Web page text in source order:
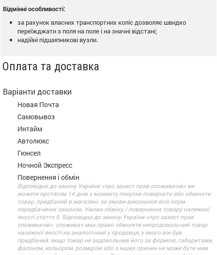
Відмінні особливості:
за рахунок власних транспортних коліс дозволяє швидко
переїжджати з поля на поле і на значні відстані;
надійні підшипникові вузли.
Оплата та доставка
Варіанти доставки
Новая Почта
Самовывоз
Интайм
Автолюкс
Гюнсел
Ночной Экспресс
Повернення і обмін
Відповідно до закону України «про захист прав споживачів» ви
можете протягом 14 днів з моменту покупки повернути або обміняти
товар, придбаний в магазині, за умови виконання всіх норм
передбачених законом. Умови обміну / повернення товару належної
якості стаття 9. Відповідно до закону України «про захист прав
споживачів»: споживач має право обміняти непродовольчий товар
належної якості на аналогічний у продавця, у якого він був
придбаний, якщо товар не задовольнив його за формою, габаритами,
фасоном, кольором, розміром або з інших причин не може бути ним